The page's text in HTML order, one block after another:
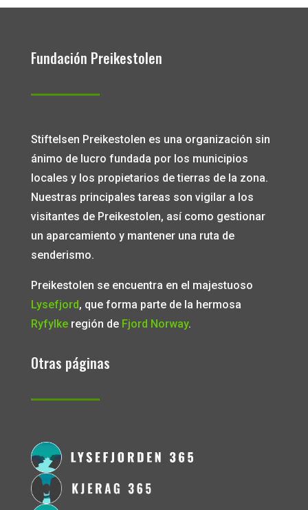
Fundación Preikestolen
Stiftelsen Preikestolen es una organización sin
ánimo de lucro fundada por los municipios
locales y los propietarios de tierras de la zona.
Nuestras principales tareas son vigilar a los
visitantes de Preikestolen, así como gestionar
un aparcamiento y mantener una ruta de
senderismo.
Preikestolen se encuentra en el majestuoso
Lysefjord, que forma parte de la hermosa
Ryfylkeregión de Fjord Norway.
Otras páginas